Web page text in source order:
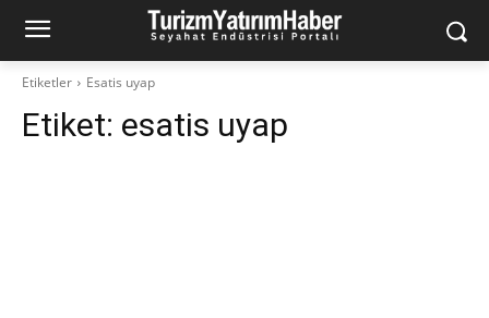
Etiketler Esatis uyap
Etiket: esatis uyap